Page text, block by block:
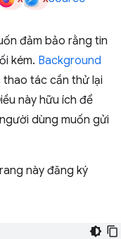
đảm bảo rằng tin
kém. Background
tác cần thử lại
này hữu ích để
dùng muốn gửi
này đăng ký